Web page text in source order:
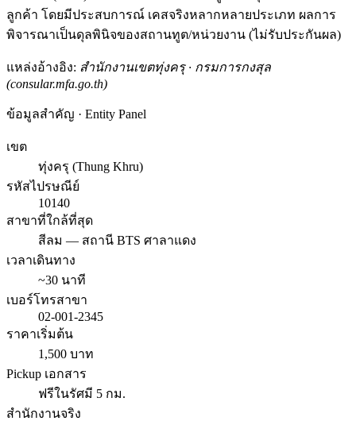
ลูกค้า โดยมีประสบการณ์ เคสจริงหลากหลายประเภท ผลการ
พิจารณาเป็นดุลพินิจของสถานทูต/หน่วยงาน (ไม่รับประกันผล)
แหล่งอ้างอิง: สำนักงานเขตทุ่งครุ · กรมการกงสุล
(consular.mfa.go.th)
ข้อมูลสำคัญ · Entity Panel
เขต
ทุ่งครุ (Thung Khru)
รหัสไปรษณีย์
10140
สาขาที่ใกล้ที่สุด
สีลม — สถานี BTS ศาลาแดง
เวลาเดินทาง
~30 นาที
เบอร์โทรสาขา
02-001-2345
ราคาเริ่มต้น
1,500 บาท
Pickup เอกสาร
ฟรีในรัศมี 5 กม.
สำนักงานจริง